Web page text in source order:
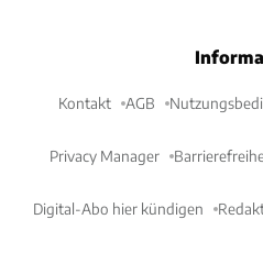
Kontakt AGB
Privacy Manager
Digital-Abo hier kündigen